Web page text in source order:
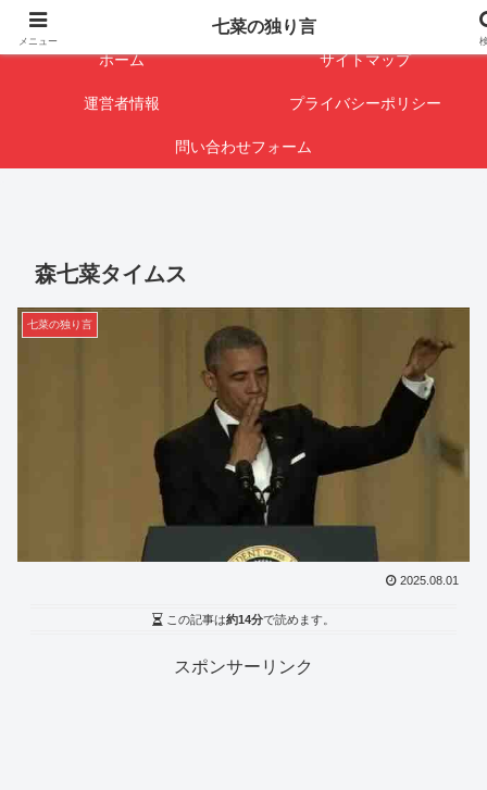
闇を暴けば･･･表になります
ホーム サイトマップ
運営者情報 プライバシーポリシー
問い合わせフォーム
森七菜タイムス
七菜の独り言
2025.08.01
この記事は約14分で読めます。
スポンサーリンク
メニュー
七菜の独り言